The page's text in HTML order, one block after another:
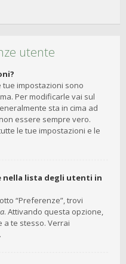
utente
tue impostazioni sono
Per modificarle vai sul
sta in cima ad
essere sempre vero.
le tue impostazioni e le
nella lista degli utenti in
“Preferenze”, trovi
. Attivando questa opzione,
a te stesso. Verrai